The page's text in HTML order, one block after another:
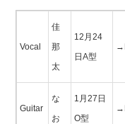
Vocal
佳
那
太
12月24
日A型
Guitar
な
お
1月27日
O型